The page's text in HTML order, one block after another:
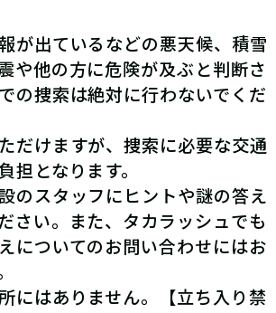
が出ているなどの悪天候、積雪
や他の方に危険が及ぶと判断さ
の捜索は絶対に行わないでくだ
だけますが、捜索に必要な交通
担となります。
のスタッフにヒントや謎の答え
さい。また、タカラッシュでも
についてのお問い合わせにはお
にはありません。【立ち入り禁